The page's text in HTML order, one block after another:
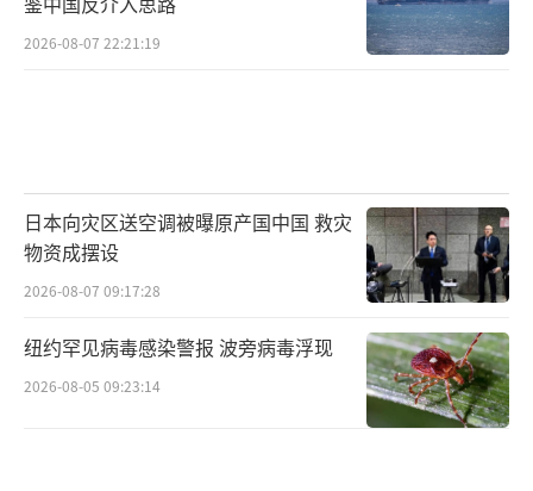
2026-08-07 22:21:19
日本向灾区送空调被曝原产国中国 救灾
物资成摆设
2026-08-07 09:17:28
纽约罕见病毒感染警报 波旁病毒浮现
2026-08-05 09:23:14